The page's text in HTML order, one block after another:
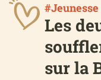
#Jeunesse
Les
sur la